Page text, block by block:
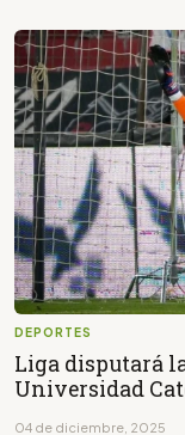
DEPORTES
Liga disputará
Universidad
04 de diciembre, 2025